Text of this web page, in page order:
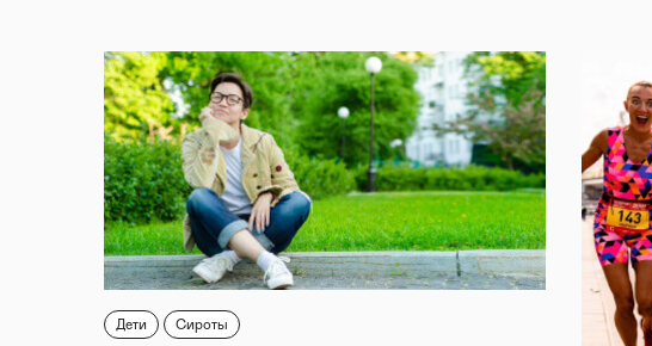
Дети Сироты